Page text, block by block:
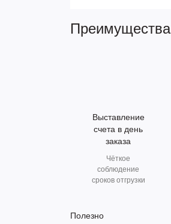
Преимущества
Выставление
счета в день
заказа
Чёткое
соблюдение
сроков отгрузки
Полезно